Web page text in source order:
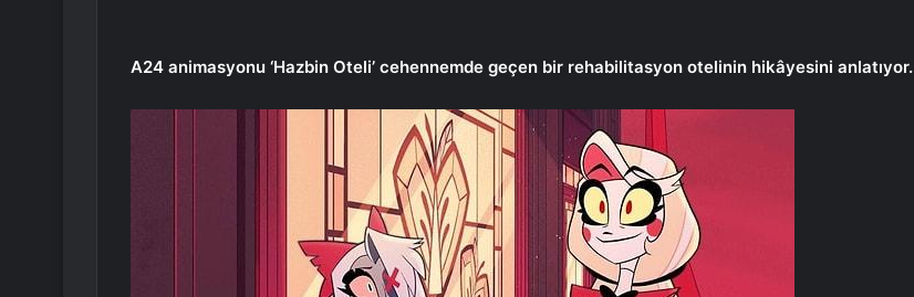
A24 animasyonu ‘Hazbin Oteli’ cehennemde geçen bir rehabilitasyon otelinin hikâyesini anlatıyor.